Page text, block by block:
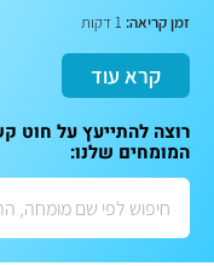
זמן קריאה:
קרא עוד
המומחים שלנו: